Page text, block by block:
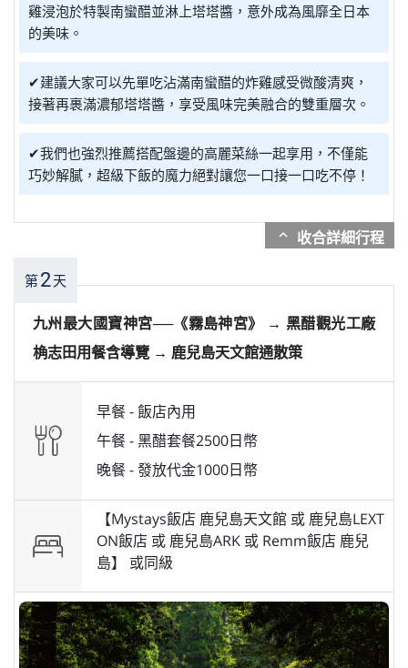
雞浸泡於特製南蠻醋並淋上塔塔醬，意外成為風靡全日本
的美味。
✔建議大家可以先單吃沾滿南蠻醋的炸雞感受微酸清爽，
接著再裹滿濃郁塔塔醬，享受風味完美融合的雙重層次。
✔我們也強烈推薦搭配盤邊的高麗菜絲一起享用，不僅能
巧妙解膩，超級下飯的魔力絕對讓您一口接一口吃不停！
expand_more
第2天
九州最大國寶神宮──《霧島神宮》 → 黑醋觀光工廠
桷志田用餐含導覽 → 鹿兒島天文館通散策
早餐 -飯店內用
午餐 -黑醋套餐2500日幣
晚餐 -發放代金1000日幣
【Mystays飯店 鹿兒島天文館 或 鹿兒島LEXT
ON飯店 或 鹿兒島ARK 或 Remm飯店 鹿兒
島】 或同級